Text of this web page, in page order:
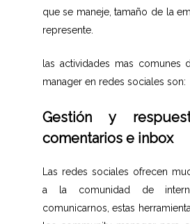
que se maneje, tamaño de la
represente.
las actividades mas comunes
manager en redes sociales son:
Gestión y
comentarios e inbox
Las redes sociales ofrecen
a la comunidad de
comunicarnos, estas